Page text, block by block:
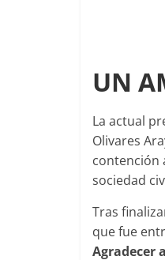
UN
La actual
Olivares
contención
sociedad
Tras
que fue
Agradecer